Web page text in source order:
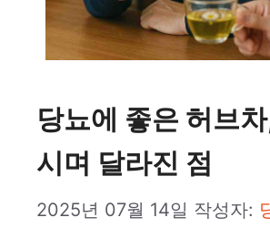
당뇨에 좋은 허브
시며 달라진 점
2025년 07월 14일 작성자: